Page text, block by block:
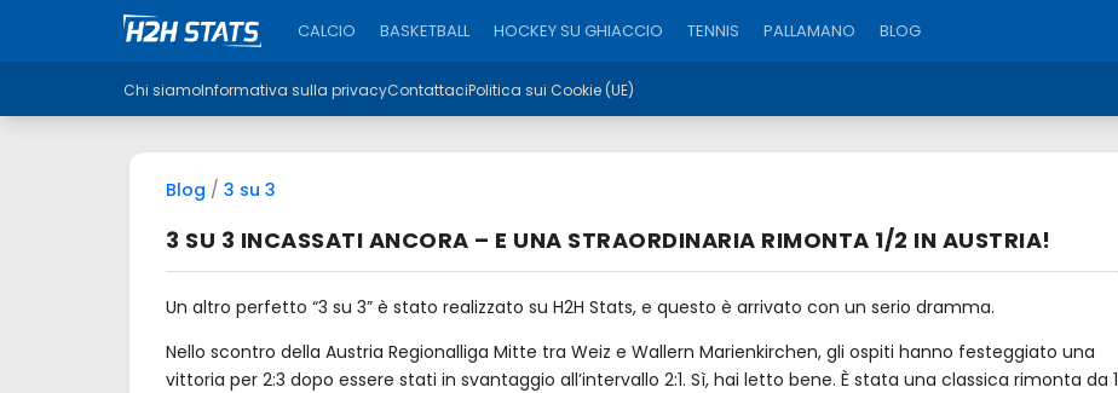
CALCIO BASKETBALL HOCKEY SU GHIACCIO TENNIS PALLAMANO BLOG
Chi siamoInformativa sulla privacyContattaciPolitica sui Cookie (UE)
Blog / 3 su 3
3 SU 3 INCASSATI ANCORA – E UNA STRAORDINARIA RIMONTA 1/2 IN AUSTRIA!
Un altro perfetto “3 su 3” è stato realizzato su H2H Stats, e questo è arrivato con un serio dramma.
Nello scontro della Austria Regionalliga Mitte tra Weiz e Wallern Marienkirchen, gli ospiti hanno festeggiato una
vittoria per 2:3 dopo essere stati in svantaggio all’intervallo 2:1. Sì, hai letto bene. È stata una classica rimonta da 1